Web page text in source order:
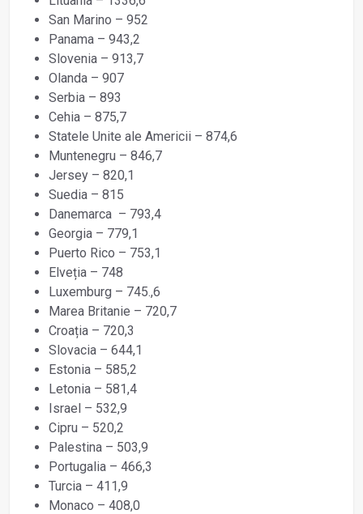
San Marino – 952
Panama – 943,2
Slovenia – 913,7
Olanda – 907
Serbia – 893
Cehia – 875,7
Statele Unite ale Americii – 874,6
Muntenegru – 846,7
Jersey – 820,1
Suedia – 815
Danemarca – 793,4
Georgia – 779,1
Puerto Rico – 753,1
Elveția – 748
Luxemburg – 745.,6
Marea Britanie – 720,7
Croația – 720,3
Slovacia – 644,1
Estonia – 585,2
Letonia – 581,4
Israel – 532,9
Cipru – 520,2
Palestina – 503,9
Portugalia – 466,3
Turcia – 411,9
Monaco – 408,0